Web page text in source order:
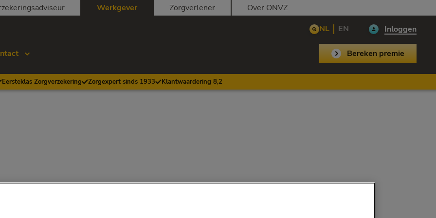
Werkgever Zorgverlener
Over ONVZ
NL EN Inloggen
Bereken premie
Eersteklas Zorgverzekering Zorgexpert sinds 1933 Klantwaardering 8,2